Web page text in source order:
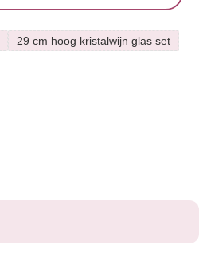
29 cm hoog kristalwijn glas set